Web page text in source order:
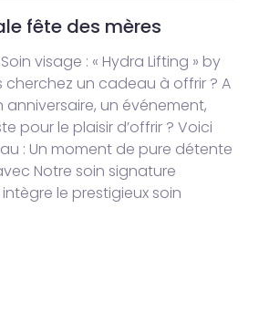
fête des mères
visage : « Hydra Lifting » by
cherchez un cadeau à offrir ? A
anniversaire, un événement,
pour le plaisir d’offrir ? Voici
: Un moment de pure détente
Notre soin signature
intègre le prestigieux soin